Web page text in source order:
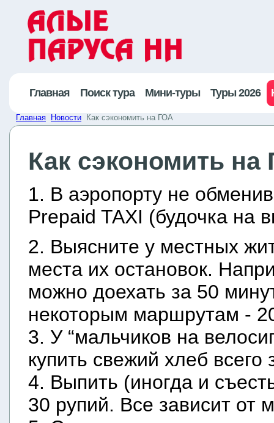
Главная Поиск тура Мини-туры Туры 2026
Главная Новости Как сэкономить на ГОА
Как сэкономить на
1. В аэропорту не
Prepaid TAXI (будочка на
2. Выясните у местных
места их остановок.
можно доехать за 50
некоторым маршрутам -
3. У “мальчиков на
купить свежий хлеб всего
4. Выпить (иногда и
30 рупий. Все зависит от